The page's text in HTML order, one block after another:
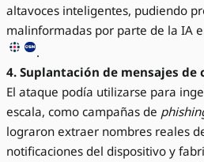
altavoces inteligentes, pudiendo
malinformadas por parte de la IA
.
4. Suplantación de mensajes de
El ataque podía utilizarse para
escala, como campañas de
lograron extraer nombres reales
notificaciones del dispositivo y